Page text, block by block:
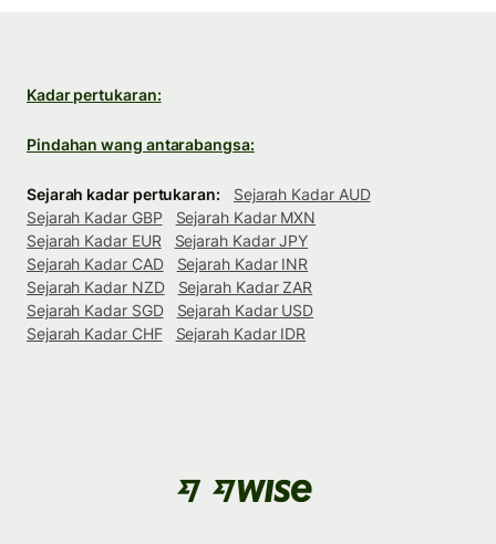
Kadar pertukaran:
Pindahan wang antarabangsa:
Sejarah kadar pertukaran:
Sejarah Kadar AUD
Sejarah Kadar GBP
Sejarah Kadar MXN
Sejarah Kadar EUR
Sejarah Kadar JPY
Sejarah Kadar CAD
Sejarah Kadar INR
Sejarah Kadar NZD
Sejarah Kadar ZAR
Sejarah Kadar SGD
Sejarah Kadar USD
Sejarah Kadar CHF
Sejarah Kadar IDR